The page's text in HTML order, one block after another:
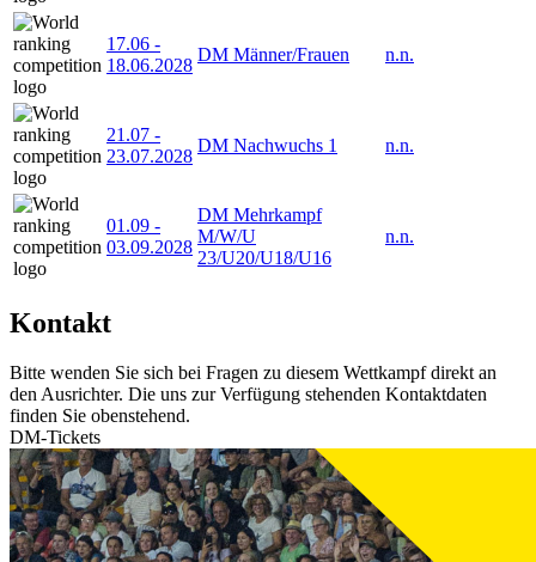
17.06 -
18.06.2028
DM Männer/Frauen n.n.
21.07 -
23.07.2028
DM Nachwuchs 1 n.n.
01.09 -
03.09.2028
DM Mehrkampf
M/W/U
23/U20/U18/U16
n.n.
Kontakt
Bitte wenden Sie sich bei Fragen zu diesem Wettkampf direkt an
den Ausrichter. Die uns zur Verfügung stehenden Kontaktdaten
finden Sie obenstehend.
DM-Tickets